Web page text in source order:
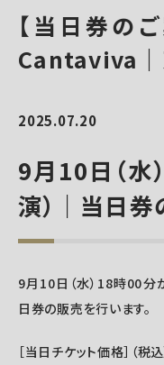
【当日券の
Cantaviva｜
2025.07.20
9月10日（水
演）｜当日券
9月10日（水）18時00分
日券の販売を行います。
［当日チケット価格］（税込